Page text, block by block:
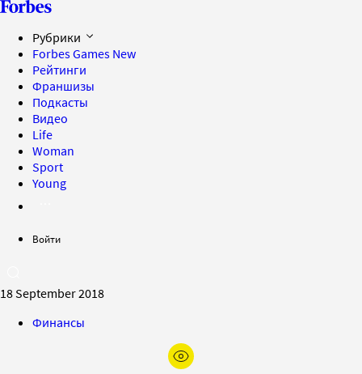
Рубрики
Forbes Games New
Рейтинги
Франшизы
Подкасты
Видео
Life
Woman
Sport
Young
Войти
18 September 2018
Финансы